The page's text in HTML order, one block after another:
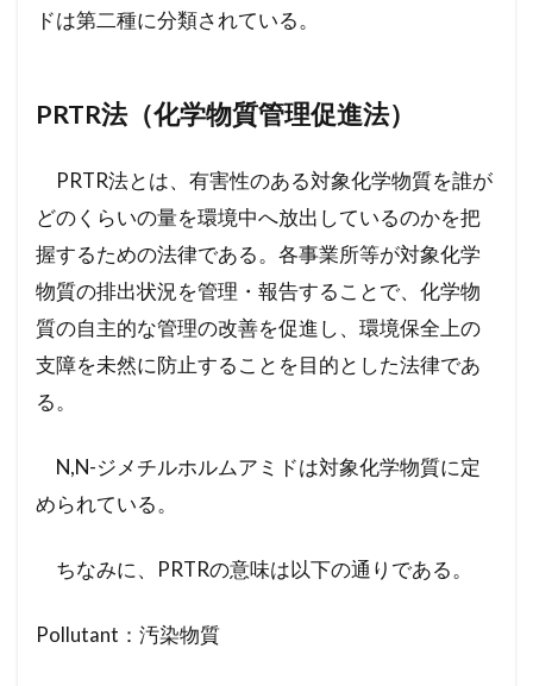
ドは第二種に分類されている。
PRTR法（化学物質管理促進法）
PRTR法とは、有害性のある対象化学物質を誰が
どのくらいの量を環境中へ放出しているのかを把
握するための法律である。各事業所等が対象化学
物質の排出状況を管理・報告することで、化学物
質の自主的な管理の改善を促進し、環境保全上の
支障を未然に防止することを目的とした法律であ
る。
N,N-ジメチルホルムアミドは対象化学物質に定
められている。
ちなみに、PRTRの意味は以下の通りである。
Pollutant：汚染物質